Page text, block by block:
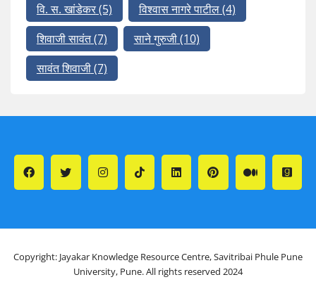
वि. स. खांडेकर(5) विश्वास नागरे पाटील(4)
शिवाजी सावंत(7) साने गुरुजी(10)
सावंत शिवाजी(7)
Copyright: Jayakar Knowledge Resource Centre, Savitribai Phule Pune
University, Pune. All rights reserved 2024